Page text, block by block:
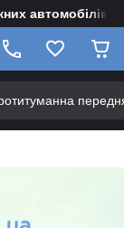
автомобілів